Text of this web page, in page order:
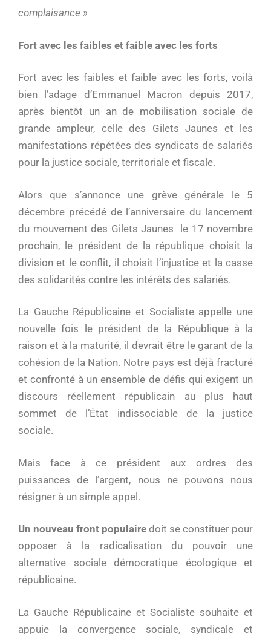
complaisance »
Fort avec les faibles et faible avec les forts
Fort avec les faibles et faible avec les forts, voilà
bien l’adage d’Emmanuel Macron depuis 2017,
après bientôt un an de mobilisation sociale de
grande ampleur, celle des Gilets Jaunes et les
manifestations répétées des syndicats de salariés
pour la justice sociale, territoriale et fiscale.
Alors que s’annonce une grève générale le 5
décembre précédé de l’anniversaire du lancement
du mouvement des Gilets Jaunes le 17 novembre
prochain, le président de la république choisit la
division et le conflit, il choisit l’injustice et la casse
des solidarités contre les intérêts des salariés.
La Gauche Républicaine et Socialiste appelle une
nouvelle fois le président de la République à la
raison et à la maturité, il devrait être le garant de la
cohésion de la Nation. Notre pays est déjà fracturé
et confronté à un ensemble de défis qui exigent un
discours réellement républicain au plus haut
sommet de l’État indissociable de la justice
sociale.
Mais face à ce président aux ordres des
puissances de l’argent, nous ne pouvons nous
résigner à un simple appel.
Un nouveau front populaire doit se constituer pour
opposer à la radicalisation du pouvoir une
alternative sociale démocratique écologique et
républicaine.
La Gauche Républicaine et Socialiste souhaite et
appuie la convergence sociale, syndicale et